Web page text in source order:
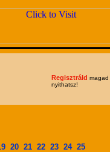
Regisztráld magad
nyithatsz!
20 21 22 23 24 25